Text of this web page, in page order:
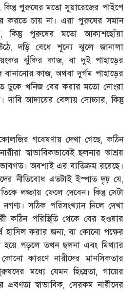
কিন্তু পুরুষের মতো সুয়ারেজের পাইপে
করতে চায় না। এরা পুরুষের সমান
কিন্তু পুরুষের মতো আকাশছোঁয়া
দড়ি বেধে শূন্যে ঝুলে জানালা
ঝুঁকির কাজ, বা দুই পাহাড়ের
বানানোর কাজ, অথবা দুর্গম পাহাড়ের
ঢুকে খনিজ বের করার মতো নোংরা
দাবি আদায়ের বেলায় সোচ্চার, কিন্তু
গবেষণায় দেখা গেছে, কঠিন
স্বাভাবিকভাবেই ছলনার আশ্রয়
অবশ্যই এর ব্যতিক্রম রয়েছে।
নীতিবোধ এতটাই ইস্পাত দৃঢ় যে,
লজ্জায় ফেলে দেবেন। কিন্তু সেটা
নগণ্য। সঠিক পরিসংখ্যান নিলে দেখা
কঠিন পরিস্থিতি থেকে বের হওয়ার
হাসিল করার জন্য, বা কোনো পক্ষের
হয়ে পড়লে তখন ছলনা এবং মিথ্যার
কারণে নারীদের মানসিকতার
মধ্যে যেমন হিংস্রতা, গায়ের
স্বাভাবিক, সেরকম নারীদের